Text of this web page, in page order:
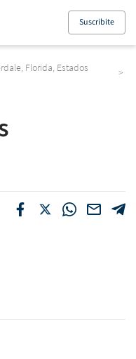
Suscribite
Florida, Estados
>